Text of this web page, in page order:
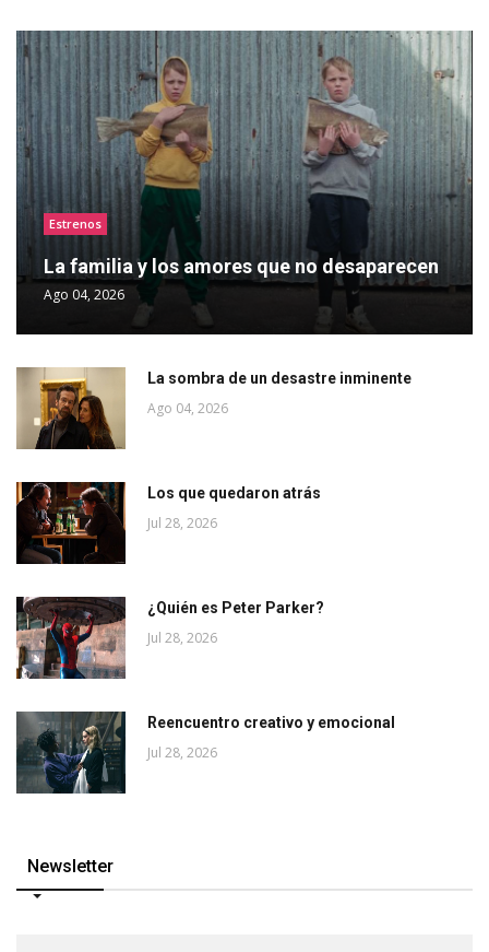
Estrenos
La familia y los amores que no desaparecen
Ago 04, 2026
La sombra de un desastre inminente
Ago 04, 2026
Los que quedaron atrás
Jul 28, 2026
¿Quién es Peter Parker?
Jul 28, 2026
Reencuentro creativo y emocional
Jul 28, 2026
Newsletter